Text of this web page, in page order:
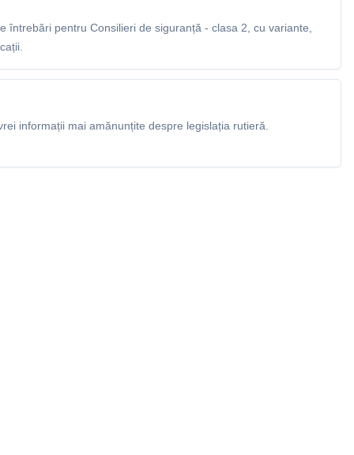
întrebări pentru Consilieri de siguranță - clasa 2, cu variante,
informații mai amănunțite despre legislația rutieră.